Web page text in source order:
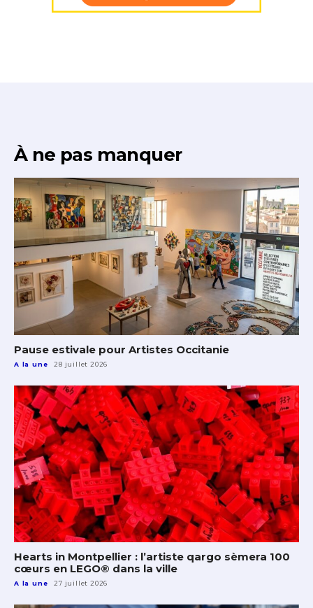
À ne pas manquer
Pause estivale pour Artistes Occitanie
A la une 28 juillet 2026
Hearts in Montpellier : l’artiste qargo sèmera 100
cœurs en LEGO® dans la ville
A la une 27 juillet 2026